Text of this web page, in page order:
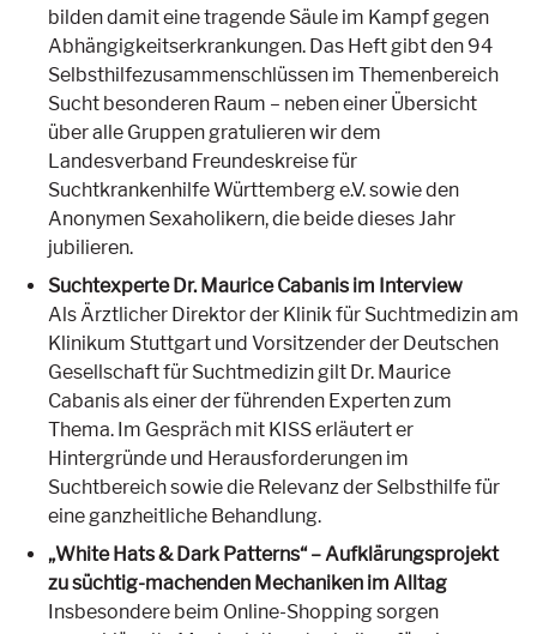
bilden damit eine tragende Säule im Kampf gegen
Abhängigkeitserkrankungen. Das Heft gibt den 94
Selbsthilfezusammenschlüssen im Themenbereich
Sucht besonderen Raum – neben einer Übersicht
über alle Gruppen gratulieren wir dem
Landesverband Freundeskreise für
Suchtkrankenhilfe Württemberg e.V. sowie den
Anonymen Sexaholikern, die beide dieses Jahr
jubilieren.
Suchtexperte Dr. Maurice Cabanis im Interview
Als Ärztlicher Direktor der Klinik für Suchtmedizin am
Klinikum Stuttgart und Vorsitzender der Deutschen
Gesellschaft für Suchtmedizin gilt Dr. Maurice
Cabanis als einer der führenden Experten zum
Thema. Im Gespräch mit KISS erläutert er
Hintergründe und Herausforderungen im
Suchtbereich sowie die Relevanz der Selbsthilfe für
eine ganzheitliche Behandlung.
„White Hats & Dark Patterns“ – Aufklärungsprojekt
zu süchtig-machenden Mechaniken im Alltag
Insbesondere beim Online-Shopping sorgen